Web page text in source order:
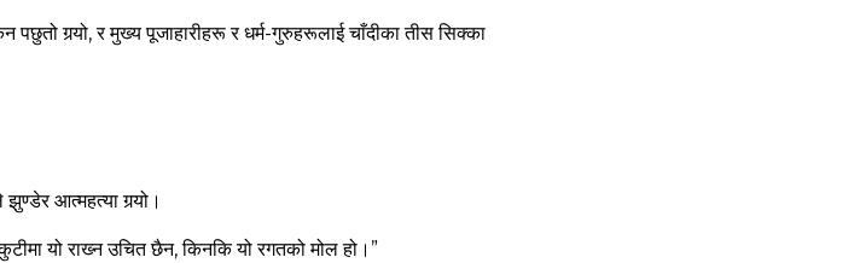
पछुतो गर्‍यो, र मुख्‍य पूजाहारीहरू र धर्म-गुरुहरूलाई चाँदीका तीस सिक्‍का
आत्‍महत्‍या गर्‍यो।
यो राख्‍न उचित छैन, किनकि यो रगतको मोल हो।”